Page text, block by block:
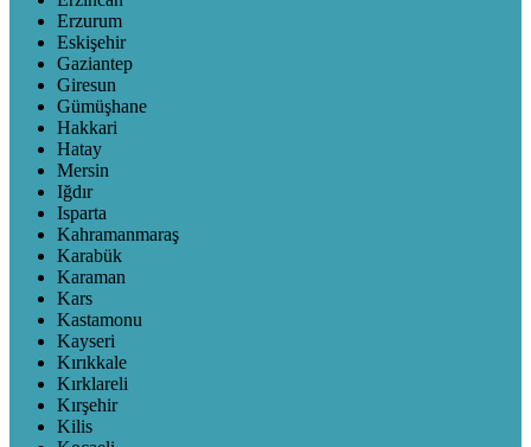
Erzurum
Eskişehir
Gaziantep
Giresun
Gümüşhane
Hakkari
Hatay
Mersin
Iğdır
Isparta
Kahramanmaraş
Karabük
Karaman
Kars
Kastamonu
Kayseri
Kırıkkale
Kırklareli
Kırşehir
Kilis